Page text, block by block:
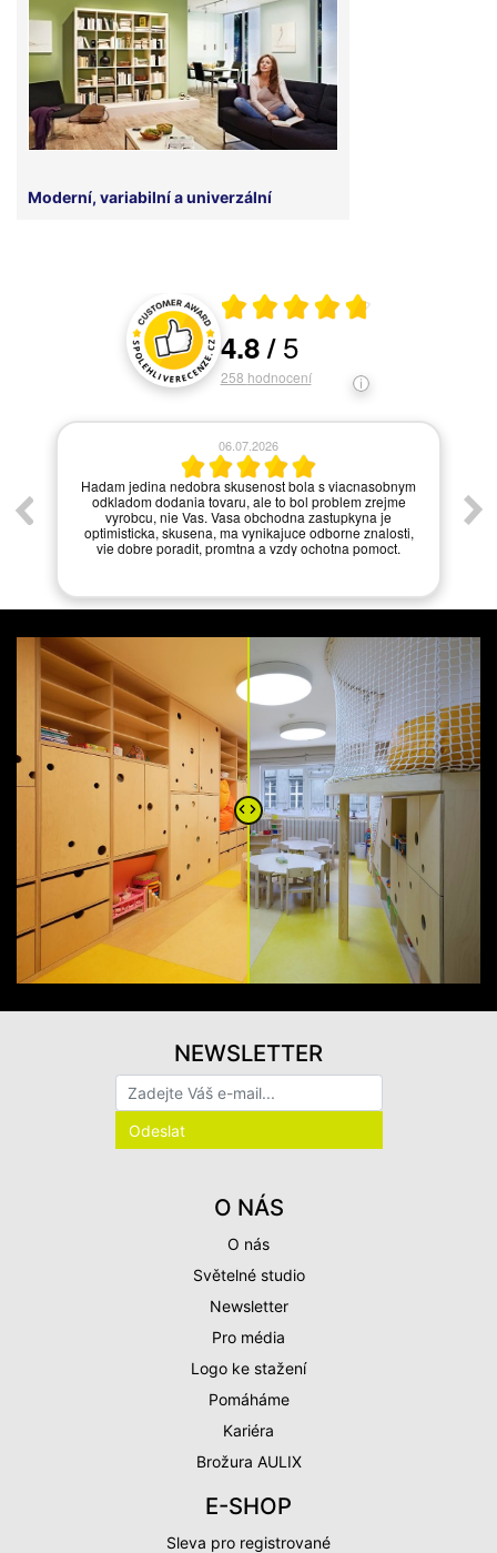
Moderní, variabilní a univerzální
Hodnocení a recenze zákazníků
Průměrné hodnocení 4.8 z 5
4.8/5
258 hodnocení
06.07.2026
Hadam jedina nedobra skusenost bola s viacnasobnym
odkladom dodania tovaru, ale to bol problem zrejme
vyrobcu, nie Vas. Vasa obchodna zastupkyna je
optimisticka, skusena, ma vynikajuce odborne znalosti,
vie dobre poradit, promtna a vzdy ochotna pomoct.
O NÁS
O nás
Světelné studio
Newsletter
Pro média
Logo ke stažení
Pomáháme
Kariéra
Brožura AULIX
E-SHOP
Sleva pro registrované
NEWSLETTER